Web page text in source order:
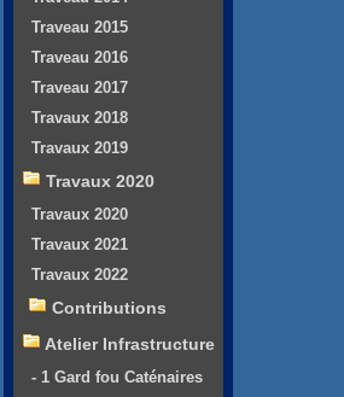
Traveau 2015
Traveau 2016
Traveau 2017
Travaux 2018
Travaux 2019
Travaux 2020
Travaux 2020
Travaux 2021
Travaux 2022
Contributions
Atelier Infrastructure
- 1 Gard fou Caténaires